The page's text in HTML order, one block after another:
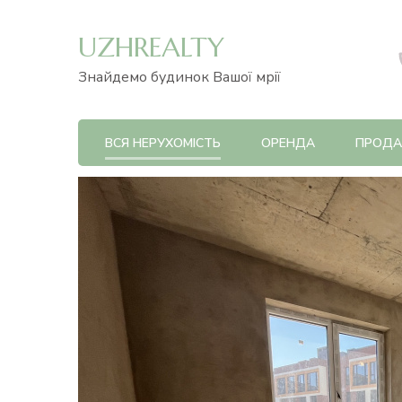
UZHREALTY
Знайдемо будинок Вашої мрії
ВСЯ НЕРУХОМІСТЬ ОРЕНДА